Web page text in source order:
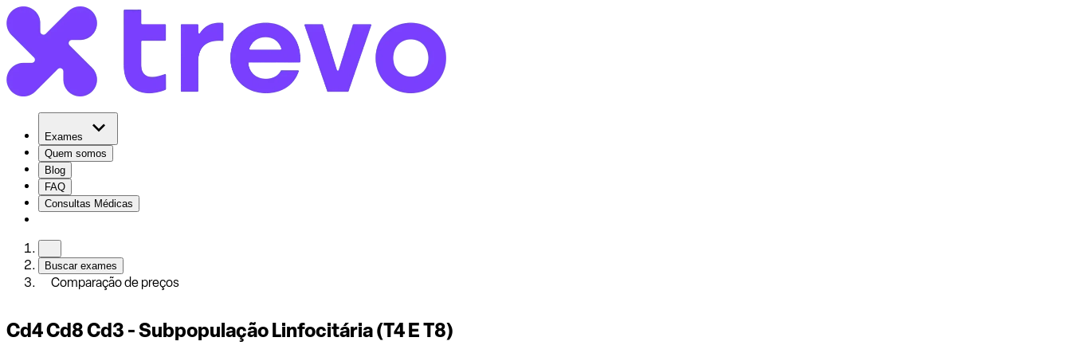
Exames
Quem somos
Blog
FAQ
Consultas Médicas
Buscar exames
Comparação de preços
Cd4 Cd8 Cd3 - Subpopulação Linfocitária (T4 E T8)